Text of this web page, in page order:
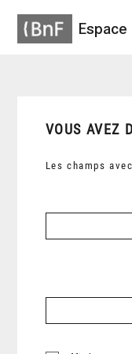
VOUS AVEZ
Les champs